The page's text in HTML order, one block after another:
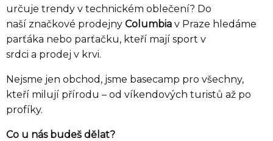
určuje trendy v technickém oblečení? Do
naší značkové prodejny Columbia v Praze hledáme
parťáka nebo parťačku, kteří mají sport v
srdci a prodej v krvi.
Nejsme jen obchod, jsme basecamp pro všechny,
kteří milují přírodu – od víkendových turistů až po
profíky.
Co u nás budeš dělat?